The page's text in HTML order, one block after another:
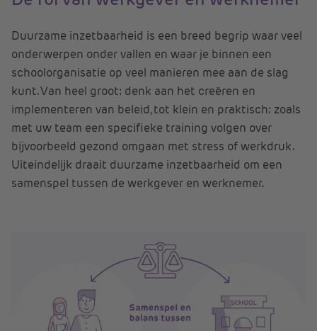
Duurzame inzetbaarheid is een breed begrip waar veel
onderwerpen onder vallen en waar je binnen een
schoolorganisatie op veel manieren mee aan de slag
kunt. Van heel groot: denk aan het creëren en
implementeren van beleid, tot klein en praktisch: zoals
met uw team een specifieke training volgen over
bijvoorbeeld gezond omgaan met stress of werkdruk.
Uiteindelijk draait duurzame inzetbaarheid om een
samenspel tussen de werkgever en werknemer.